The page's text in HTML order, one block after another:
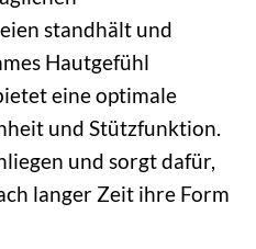
standhält und
Hautgefühl
eine optimale
und Stützfunktion.
und sorgt dafür,
langer Zeit ihre Form